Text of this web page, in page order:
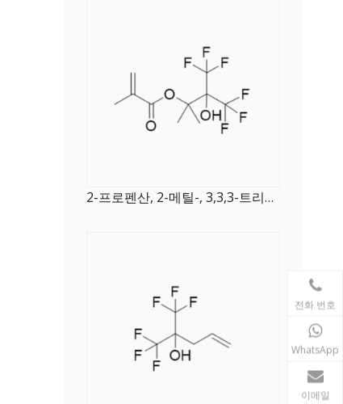
2-프로펜산, 2-메틸-, 3,3,3-트리플루오로-2-히드록시-1,1-디메틸-2-(트리플루오로메틸)프로필 에스테르
전화 번호
WhatsApp
이메일